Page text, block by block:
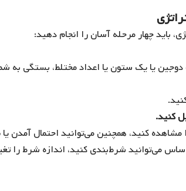
باید چهار مرحله آسان را انجام دهید:
کنید.
می‌توانید شرط‌بندی کنید، اندازه شرط را